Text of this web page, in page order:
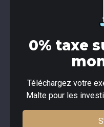
0% taxe
Téléchargez votre
Malte pour les